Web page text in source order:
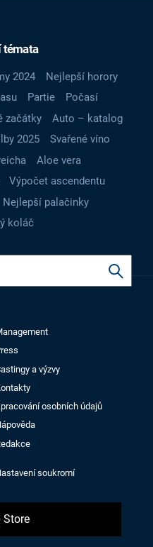
témata
2024
Nejlepší horory
Partie
Počasí
začátky
Auto – katalog
2025
Svařené víno
Aloe vera
Výpočet ascendentu
Nejlepší palačinky
koláč
a výzvy
osobních údajů
soukromí
Store